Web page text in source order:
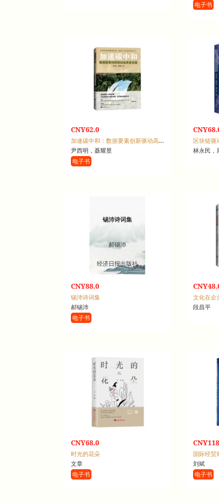
电子书
CNY62.0
加速碳中和：数据要素创新驱动高质量发展
尹西明，聂耀昱
电子书
林永民，
锡沛诗词集
郝锡沛
经济日报出版社
CNY88.0
锡沛诗词集
郝锡沛
电子书
文化在企
段昌平
CNY68.0
时光的花朵
文章
电子书
国际经贸
刘斌
电子书